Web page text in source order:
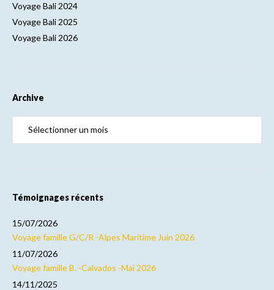
Voyage Bali 2024
Voyage Bali 2025
Voyage Bali 2026
Archive
Témoignages récents
Voyage famille G/C/R -Alpes Maritime Juin 2026
15/07/2026
Voyage famille B. -Calvados -Mai 2026
11/07/2026
14/11/2025